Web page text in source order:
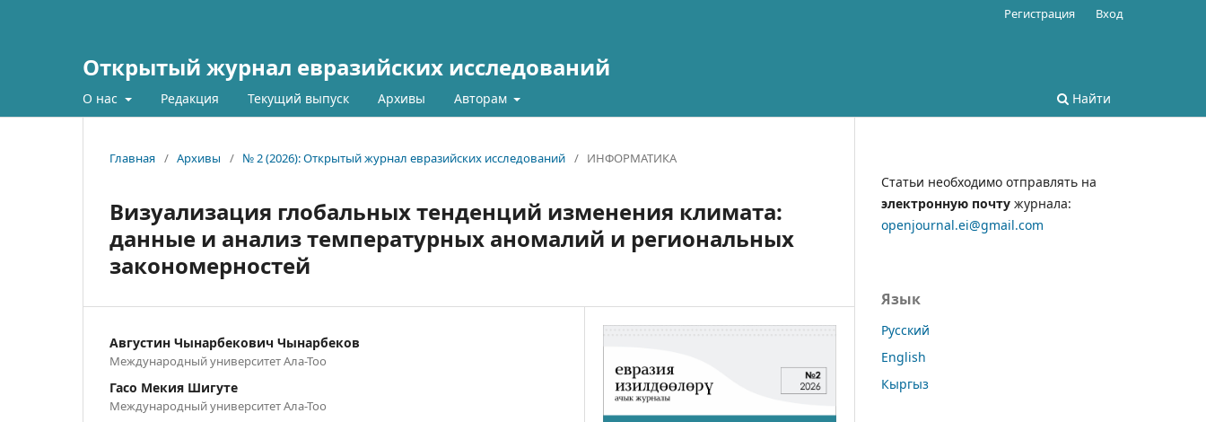
Открытый журнал евразийских исследований
О нас Редакция Текущий выпуск Архивы Авторам Найти
Регистрация Вход
Главная / Архивы / № 2 (2026): Открытый журнал евразийских исследований / ИНФОРМАТИКА
Визуализация глобальных тенденций изменения климата:
данные и анализ температурных аномалий и региональных
закономерностей
Августин Чынарбекович Чынарбеков
Международный университет Ала-Тоо
Гасо Мекия Шигуте
Международный университет Ала-Тоо
Статьи необходимо отправлять на
электронную почту журнала:
openjournal.ei@gmail.com
Язык
Русский
English
Кыргыз